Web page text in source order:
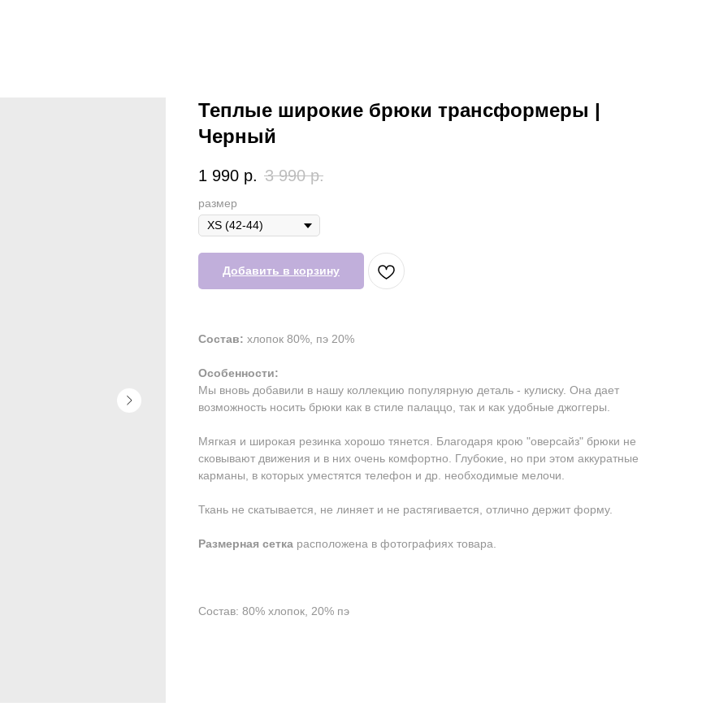
Теплые широкие брюки трансформеры |
Черный
1 990 р. 3 990 р.
размер
Добавить в корзину
Состав: хлопок 80%, пэ 20%
Особенности:
Мы вновь добавили в нашу коллекцию популярную деталь - кулиску. Она дает
возможность носить брюки как в стиле палаццо, так и как удобные джоггеры.
Мягкая и широкая резинка хорошо тянется. Благодаря крою "оверсайз" брюки не
сковывают движения и в них очень комфортно. Глубокие, но при этом аккуратные
карманы, в которых уместятся телефон и др. необходимые мелочи.
Ткань не скатывается, не линяет и не растягивается, отлично держит форму.
Размерная сетка расположена в фотографиях товара.
Состав: 80% хлопок, 20% пэ